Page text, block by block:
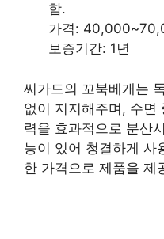
함.
가격:
보증기간: 1년
씨가드의 꼬북베개는
없이 지지해주며, 수면
력을 효과적으로 분산
능이 있어 청결하게 사
한 가격으로 제품을 제